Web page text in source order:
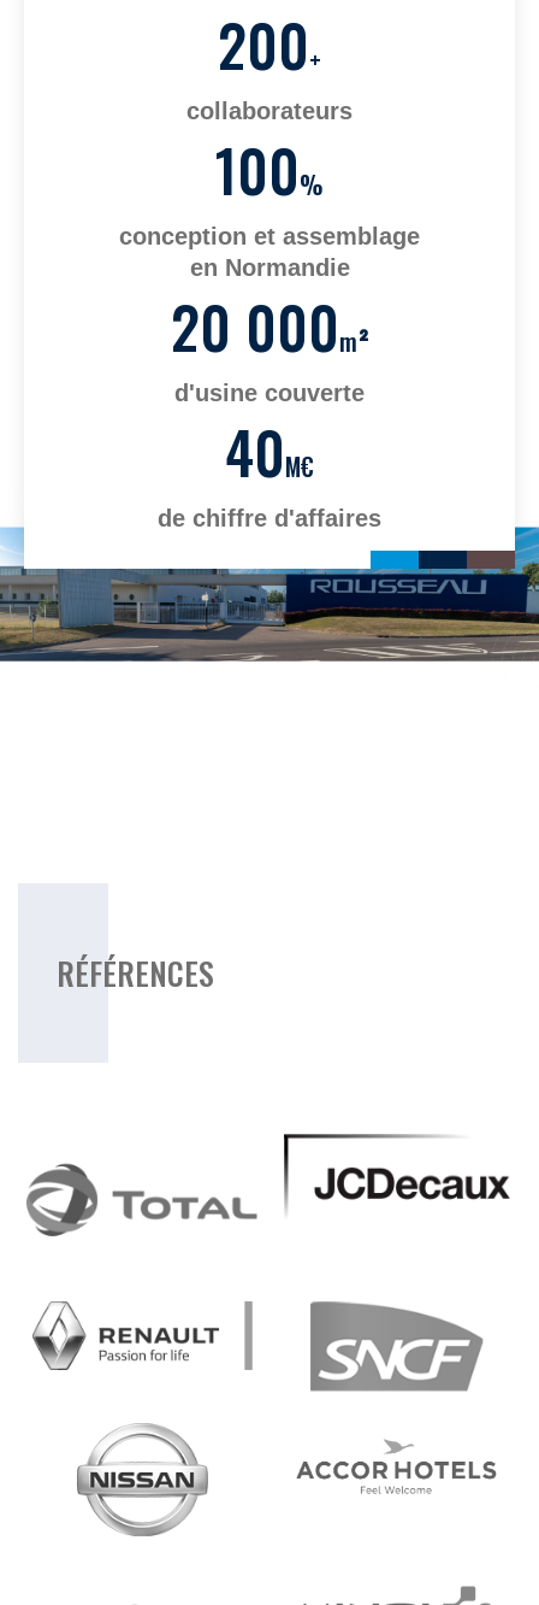
200+
collaborateurs
100%
conception et assemblage
en Normandie
20 000m²
d'usine couverte
40M€
de chiffre d'affaires
RÉFÉRENCES
Image
Image